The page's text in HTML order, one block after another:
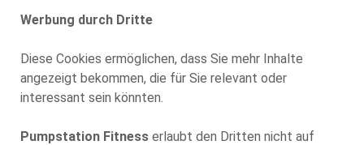
Werbung durch Dritte
Diese Cookies ermöglichen, dass Sie mehr Inhalte
angezeigt bekommen, die für Sie relevant oder
interessant sein könnten.
Pumpstation Fitness erlaubt den Dritten nicht auf